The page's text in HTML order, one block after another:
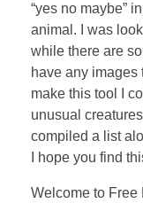
“yes no maybe”
animal. I was
while there are
have any images
make this tool I
unusual
compiled a list
I hope you find
Welcome to Free